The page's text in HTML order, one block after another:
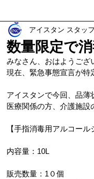
ザ 感染対策
ル蓄電池 ガソリン
らせ Vファーレン長
ム HACCP（ハサッ
数量限定で
アイスタン スタッフ
みなさん、おはようござ
現在、緊急事態宣言が特
アイスタンで今回、品薄
医療関係の方、介護施設
【手指消毒用アルコール
内容量：10L
販売数量：1０個